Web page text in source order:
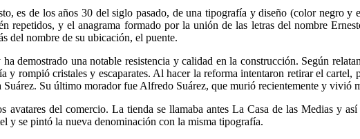
es de los años 30 del siglo pasado, de una tipografía y diseño (color negro
repetidos, y el anagrama formado por la unión de las letras del nombre
del nombre de su ubicación, el puente.
demostrado una notable resistencia y calidad en la construcción. Según
y rompió cristales y escaparates. Al hacer la reforma intentaron retirar el
Su último morador fue Alfredo Suárez, que murió recientemente y vivió
avatares del comercio. La tienda se llamaba antes La Casa de las Medias y
y se pintó la nueva denominación con la misma tipografía.